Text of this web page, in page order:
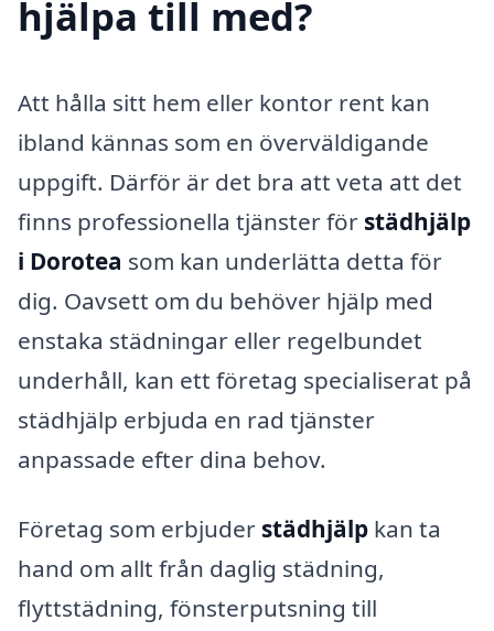
hjälpa till med?
Att hålla sitt hem eller kontor rent kan
ibland kännas som en överväldigande
uppgift. Därför är det bra att veta att det
finns professionella tjänster för städhjälp
i Dorotea som kan underlätta detta för
dig. Oavsett om du behöver hjälp med
enstaka städningar eller regelbundet
underhåll, kan ett företag specialiserat på
städhjälp erbjuda en rad tjänster
anpassade efter dina behov.
Företag som erbjuder städhjälp kan ta
hand om allt från daglig städning,
flyttstädning, fönsterputsning till